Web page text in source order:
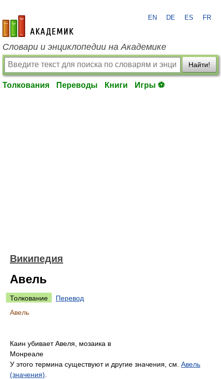
academic.ru
EN DE ES FR
Словари и энциклопедии на Академике
Найти!
Толкования Переводы Книги Игры ⚽
Википедия
Авель
Толкование
Перевод
Авель
Каин убивает Авеля, мозаика в
Монреале
У этого термина существуют и другие значения, см. Авель
(значения)